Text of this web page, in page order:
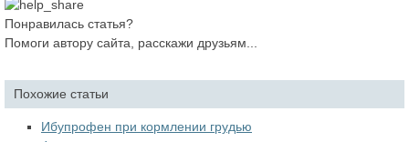
Понравилась статья?
Помоги автору сайта, расскажи друзьям...
Похожие статьи
Ибупрофен при кормлении грудью